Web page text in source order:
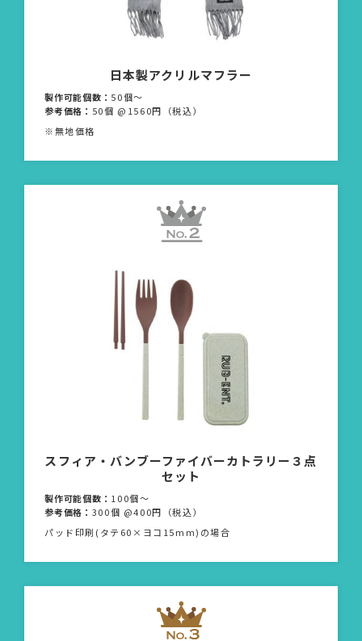
日本製アクリルマフラー
製作可能個数： 50個〜
参考価格： 50個 @1560円（税込）
※無地価格
スフィア・バンブーファイバーカトラリー３点
セット
製作可能個数： 100個〜
参考価格： 300個 @400円（税込）
パッド印刷(タテ60×ヨコ15mm)の場合